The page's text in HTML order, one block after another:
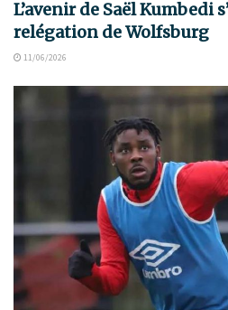
L’avenir de Saël Kumbedi
relégation de Wolfsburg
11/06/2026